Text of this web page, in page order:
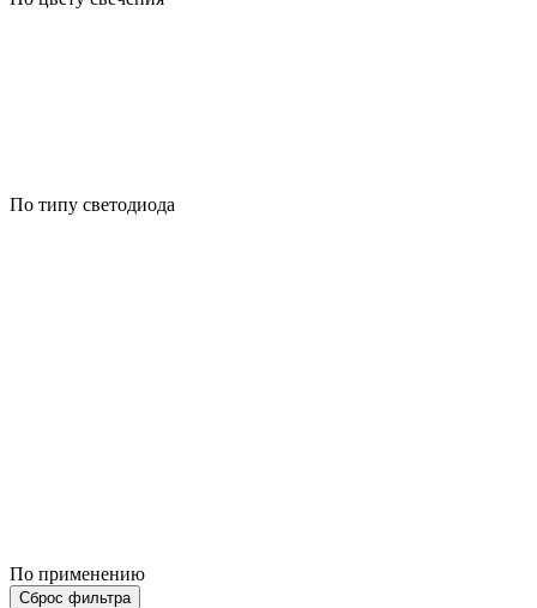
По типу светодиода
По применению
Сброс фильтра